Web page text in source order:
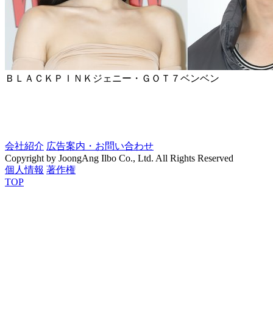
ＢＬＡＣＫＰＩＮＫジェニー・ＧＯＴ７ベンベン
会社紹介 広告案内・お問い合わせ
Copyright by JoongAng Ilbo Co., Ltd. All Rights Reserved
個人情報 著作権
TOP